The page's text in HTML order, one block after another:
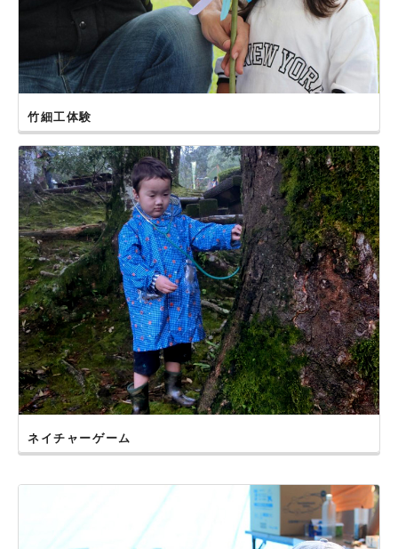
竹細工体験
ネイチャーゲーム